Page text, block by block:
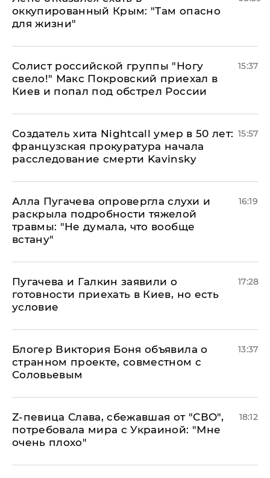
оккупированный Крым: "Там опасно
для жизни"
Солист российской группы "Ногу
свело!" Макс Покровский приехал в
Киев и попал под обстрел России
15:37
Создатель хита Nightcall умер в 50 лет:
французская прокуратура начала
расследование смерти Kavinsky
15:57
Алла Пугачева опровергла слухи и
раскрыла подробности тяжелой
травмы: "Не думала, что вообще
встану"
16:19
Пугачева и Галкин заявили о
готовности приехать в Киев, но есть
условие
17:28
Блогер Виктория Боня объявила о
странном проекте, совместном с
Соловьевым
13:37
Z-певица Слава, сбежавшая от "СВО",
потребовала мира с Украиной: "Мне
очень плохо"
18:12